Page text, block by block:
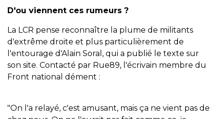
D'ou viennent ces rumeurs ?
La LCR pense reconnaître la plume de militants
d'extrême droite et plus particulièrement de
l'entourage d'Alain Soral, qui a publié le texte sur
son site. Contacté par Rue89, l'écrivain membre du
Front national dément :
"On l'a relayé, c'est amusant, mais ça ne vient pas de